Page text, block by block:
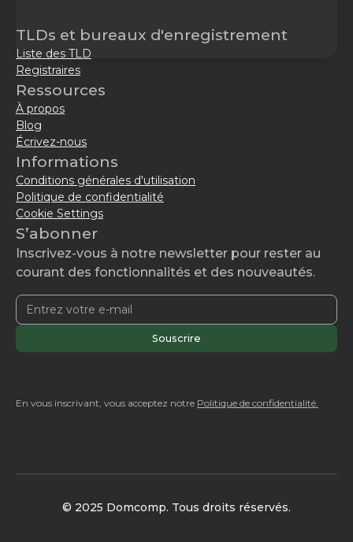
TLDs et bureaux d'enregistrement
Liste des TLD
Registraires
Ressources
À propos
Blog
Écrivez-nous
Informations
Conditions générales d'utilisation
Politique de confidentialité
Cookie Settings
S’abonner
Inscrivez-vous à notre newsletter pour rester au
courant des fonctionnalités et des nouveautés.
En vous inscrivant, vous acceptez notre Politique de confidentialité.
© 2025 Domcomp. Tous droits réservés.